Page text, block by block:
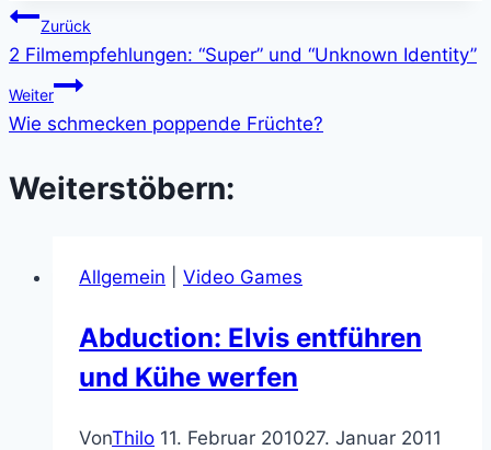
Beitragsnavigation
Zurück
2 Filmempfehlungen: “Super” und “Unknown Identity”
Weiter
Wie schmecken poppende Früchte?
Weiterstöbern:
Allgemein Video Games
Abduction: Elvis entführen
und Kühe werfen
VonThilo 11. Februar 201027. Januar 2011